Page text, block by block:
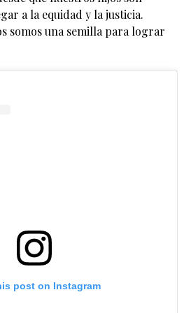
a la equidad y la justicia.
somos una semilla para lograr
post on Instagram